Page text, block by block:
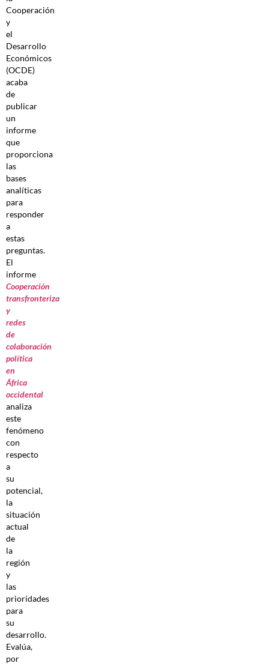
Cooperación
y
el
Desarrollo
Económicos
(OCDE)
acaba
de
publicar
un
informe
que
proporciona
las
bases
analíticas
para
responder
a
estas
preguntas.
El
informe
Cooperación
transfronteriza
y
redes
de
colaboración
política
en
África
occidental
analiza
este
fenómeno
con
respecto
a
su
potencial,
la
situación
actual
de
la
región
y
las
prioridades
para
su
desarrollo.
Evalúa,
por